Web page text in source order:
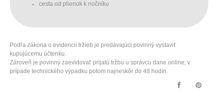
cesta od plienok k nočníku
Podľa zákona o evidencii tržieb je predávajúci povinný vystaviť
kupujúcemu účtenku.
Zároveň je povinný zaevidovať prijatú tržbu u správcu dane online; v
prípade technického výpadku potom najneskôr do 48 hodín.